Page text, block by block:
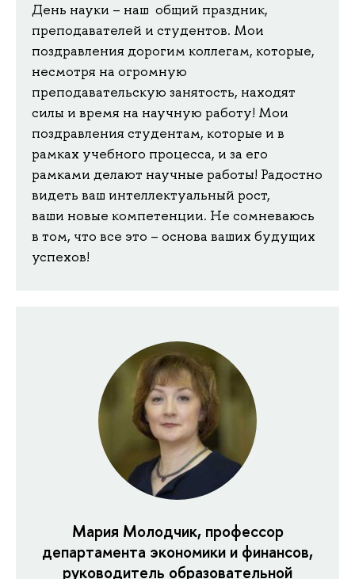
День науки – наш общий праздник,
преподавателей и студентов. Мои
поздравления дорогим коллегам, которые,
несмотря на огромную
преподавательскую занятость, находят
силы и время на научную работу! Мои
поздравления студентам, которые и в
рамках учебного процесса, и за его
рамками делают научные работы! Радостно
видеть ваш интеллектуальный рост,
ваши новые компетенции. Не сомневаюсь
в том, что все это – основа ваших будущих
успехов!
Мария Молодчик, профессор
департамента экономики и финансов,
руководитель образовательной